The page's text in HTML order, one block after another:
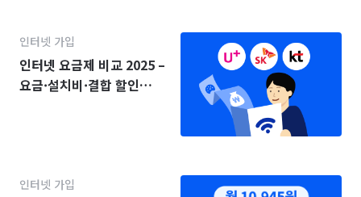
인터넷 가입
인터넷 요금제 비교 2025 –
요금·설치비·결합 할인
인터넷 가입